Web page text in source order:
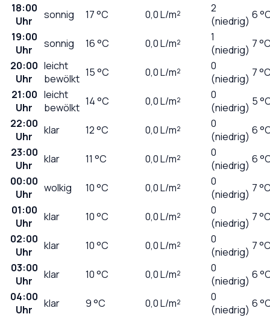
18:00
Uhr
sonnig 17°C 0,0L/m²
2
(niedrig) 6
19:00
Uhr
sonnig 16°C 0,0L/m²
1
(niedrig) 7
20:00
Uhr
leicht
bewölkt 15°C 0,0L/m²
0
(niedrig) 7
21:00
Uhr
leicht
bewölkt 14°C 0,0L/m²
0
(niedrig) 5
22:00
Uhr
klar 12°C 0,0L/m²
0
(niedrig) 6
23:00
Uhr
klar 11 °C 0,0L/m²
0
(niedrig) 6
00:00
Uhr
wolkig 10°C 0,0L/m²
0
(niedrig) 7
01:00
Uhr
klar 10°C 0,0L/m²
0
(niedrig) 7
02:00
Uhr
klar 10°C 0,0L/m²
0
(niedrig) 7
03:00
Uhr
klar 10°C 0,0L/m²
0
(niedrig) 6
04:00
Uhr
klar 9°C 0,0L/m²
0
(niedrig) 6